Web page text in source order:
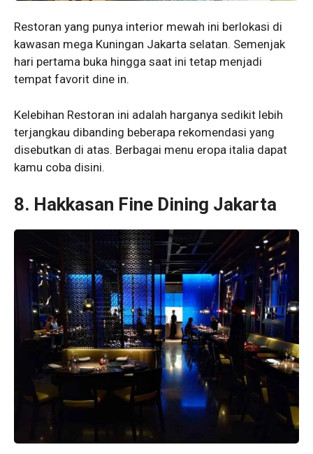
Restoran yang punya interior mewah ini berlokasi di
kawasan mega Kuningan Jakarta selatan. Semenjak
hari pertama buka hingga saat ini tetap menjadi
tempat favorit dine in.
Kelebihan Restoran ini adalah harganya sedikit lebih
terjangkau dibanding beberapa rekomendasi yang
disebutkan di atas. Berbagai menu eropa italia dapat
kamu coba disini.
8. Hakkasan Fine Dining Jakarta